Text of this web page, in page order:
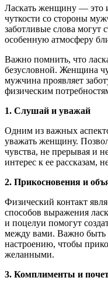
Ласкать женщину — это
чуткости со стороны
заботливые слова могут
особенную атмосферу
Важно помнить, что
безусловной. Женщина
мужчина проявляет
физическим
1. Слушай и уважай
Одним из важных
уважать женщину.
чувства, не прерывая и
интерес к ее рассказам,
2. Прикосновения и
Физический контакт
способов выражения
и поцелуи помогут
между вами. Важно быть
настроению, чтобы
желанными.
3. Комплименты и